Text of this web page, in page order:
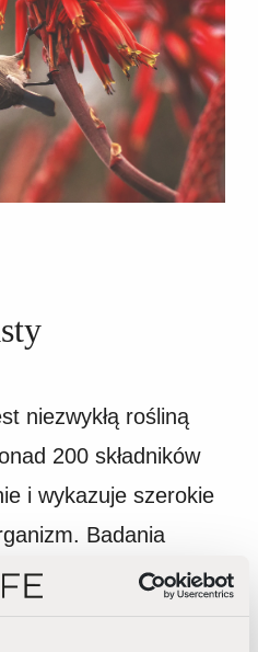
niezwykłą rośliną
200 składników
i wykazuje szerokie
Badania
jest również